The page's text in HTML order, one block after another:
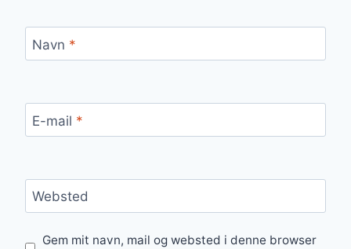
Navn *
E-mail *
Websted
Gem mit navn, mail og websted i denne browser